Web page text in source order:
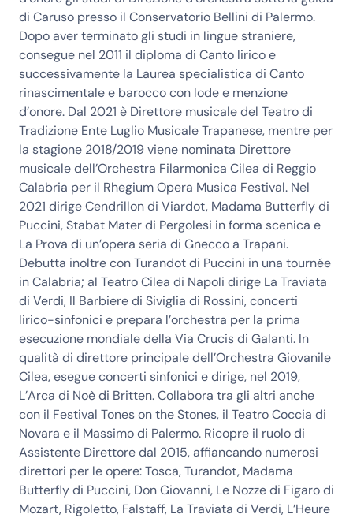
di Caruso presso il Conservatorio Bellini di Palermo.
Dopo aver terminato gli studi in lingue straniere,
consegue nel 2011 il diploma di Canto lirico e
successivamente la Laurea specialistica di Canto
rinascimentale e barocco con lode e menzione
d’onore. Dal 2021 è Direttore musicale del Teatro di
Tradizione Ente Luglio Musicale Trapanese, mentre per
la stagione 2018/2019 viene nominata Direttore
musicale dell’Orchestra Filarmonica Cilea di Reggio
Calabria per il Rhegium Opera Musica Festival. Nel
2021 dirige Cendrillon di Viardot, Madama Butterfly di
Puccini, Stabat Mater di Pergolesi in forma scenica e
La Prova di un’opera seria di Gnecco a Trapani.
Debutta inoltre con Turandot di Puccini in una tournée
in Calabria; al Teatro Cilea di Napoli dirige La Traviata
di Verdi, Il Barbiere di Siviglia di Rossini, concerti
lirico-sinfonici e prepara l’orchestra per la prima
esecuzione mondiale della Via Crucis di Galanti. In
qualità di direttore principale dell’Orchestra Giovanile
Cilea, esegue concerti sinfonici e dirige, nel 2019,
L’Arca di Noè di Britten. Collabora tra gli altri anche
con il Festival Tones on the Stones, il Teatro Coccia di
Novara e il Massimo di Palermo. Ricopre il ruolo di
Assistente Direttore dal 2015, affiancando numerosi
direttori per le opere: Tosca, Turandot, Madama
Butterfly di Puccini, Don Giovanni, Le Nozze di Figaro di
Mozart, Rigoletto, Falstaff, La Traviata di Verdi, L’Heure